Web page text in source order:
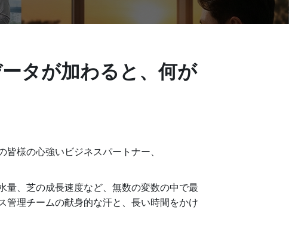
タが加わると、何が
様の心強いビジネスパートナー、
量、芝の成長速度など、無数の変数の中で最
管理チームの献身的な汗と、長い時間をかけ